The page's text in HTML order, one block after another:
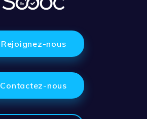
Rejoignez-nous
Contactez-nous